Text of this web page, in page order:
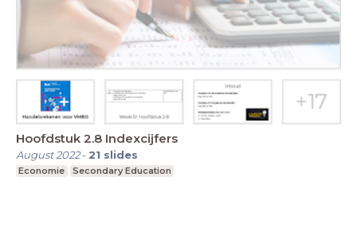
Hoofdstuk 2.8 Indexcijfers
August 2022- 21 slides
Economie Secondary Education